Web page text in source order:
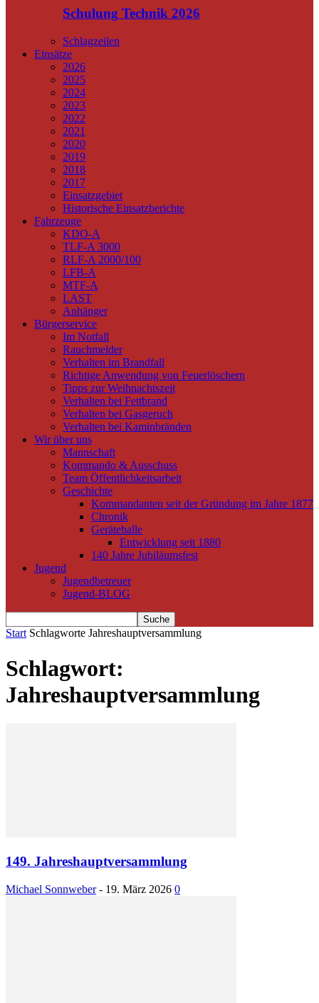
Schulung Technik 2026
Schlagzeilen
Einsätze
2026
2025
2024
2023
2022
2021
2020
2019
2018
2017
Einsatzgebiet
Historische Einsatzberichte
Fahrzeuge
KDO-A
TLF-A 3000
RLF-A 2000/100
LFB-A
MTF-A
LAST
Anhänger
Bürgerservice
Im Notfall
Rauchmelder
Verhalten im Brandfall
Richtige Anwendung von Feuerlöschern
Tipps zur Weihnachtszeit
Verhalten bei Fettbrand
Verhalten bei Gasgeruch
Verhalten bei Kaminbränden
Wir über uns
Mannschaft
Kommando & Ausschuss
Team Öffentlichkeitsarbeit
Geschichte
Kommandanten seit der Gründung im Jahre 1877
Chronik
Gerätehalle
Entwicklung seit 1880
140 Jahre Jubiläumsfest
Jugend
Jugendbetreuer
Jugend-BLOG
Start Schlagworte Jahreshauptversammlung
Schlagwort:
Jahreshauptversammlung
149. Jahreshauptversammlung
Michael Sonnweber - 19. März 2026 0